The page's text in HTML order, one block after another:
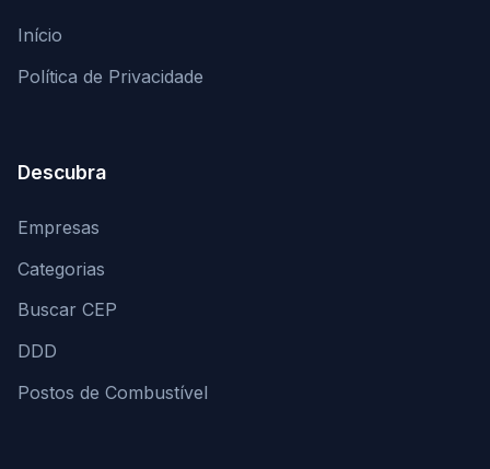
Início
Política de Privacidade
Descubra
Empresas
Categorias
Buscar CEP
DDD
Postos de Combustível